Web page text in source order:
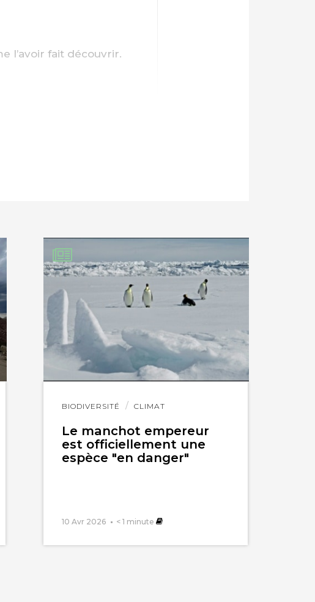
l’avoir fait découvrir.
BIODIVERSITÉ CLIMAT
Le manchot empereur
est officiellement une
espèce "en danger"
10 Avr 2026 < 1 minute
Lire